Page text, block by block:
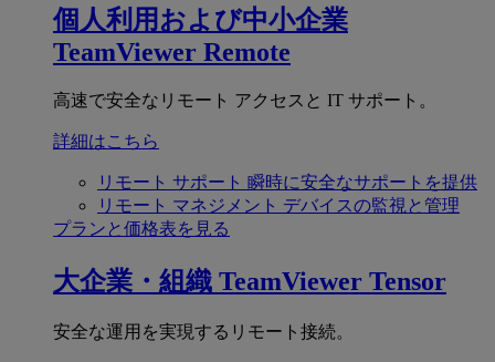
個人利用および中小企業
TeamViewer Remote
高速で安全なリモート アクセスと IT サポート。
詳細はこちら
リモート サポート 瞬時に安全なサポートを提供
リモート マネジメント デバイスの監視と管理
プランと価格表を見る
大企業・組織 TeamViewer Tensor
安全な運用を実現するリモート接続。